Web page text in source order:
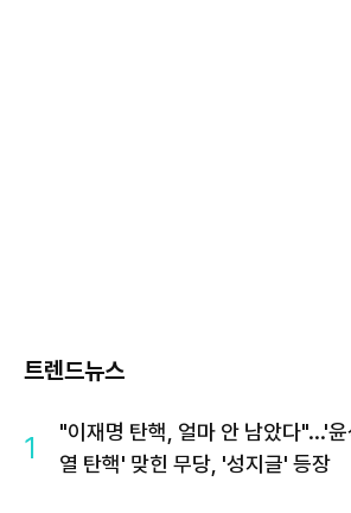
트렌드뉴스
1
"이재명 탄핵, 얼마 안 남았다"...'윤
열 탄핵' 맞힌 무당, '성지글' 등장